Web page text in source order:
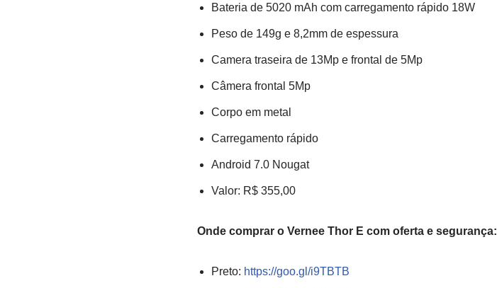
Bateria de 5020 mAh com carregamento rápido 18W
Peso de 149g e 8,2mm de espessura
Camera traseira de 13Mp e frontal de 5Mp
Câmera frontal 5Mp
Corpo em metal
Carregamento rápido
Android 7.0 Nougat
Valor: R$ 355,00
Onde comprar o Vernee Thor E com oferta e segurança:
Preto: https://goo.gl/i9TBTB